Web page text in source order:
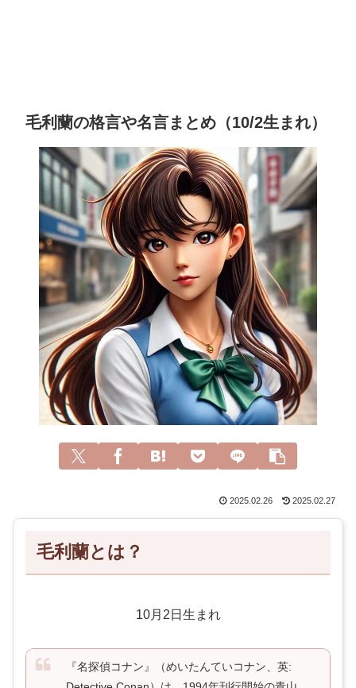
毛利蘭の格言や名言まとめ（10/2生まれ）
2025.02.26 2025.02.27
毛利蘭とは？
10月2日生まれ
『名探偵コナン』（めいたんていコナン、英: